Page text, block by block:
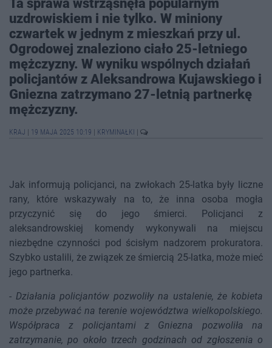
Ta sprawa wstrząsnęła popularnym
uzdrowiskiem i nie tylko. W miniony
czwartek w jednym z mieszkań przy ul.
Ogrodowej znaleziono ciało 25-letniego
mężczyzny. W wyniku wspólnych działań
policjantów z Aleksandrowa Kujawskiego i
Gniezna zatrzymano 27-letnią partnerkę
mężczyzny.
KRAJ 19 MAJA 2025 10:19 KRYMINAŁKI
Jak informują policjanci, na zwłokach 25-latka były liczne
rany, które wskazywały na to, że inna osoba mogła
przyczynić się do jego śmierci. Policjanci z
aleksandrowskiej komendy wykonywali na miejscu
niezbędne czynności pod ścisłym nadzorem prokuratora.
Szybko ustalili, że związek ze śmiercią 25-latka, może mieć
jego partnerka.
- Działania policjantów pozwoliły na ustalenie, że kobieta
może przebywać na terenie województwa wielkopolskiego.
Współpraca z policjantami z Gniezna pozwoliła na
zatrzymanie, po około trzech godzinach od zgłoszenia o